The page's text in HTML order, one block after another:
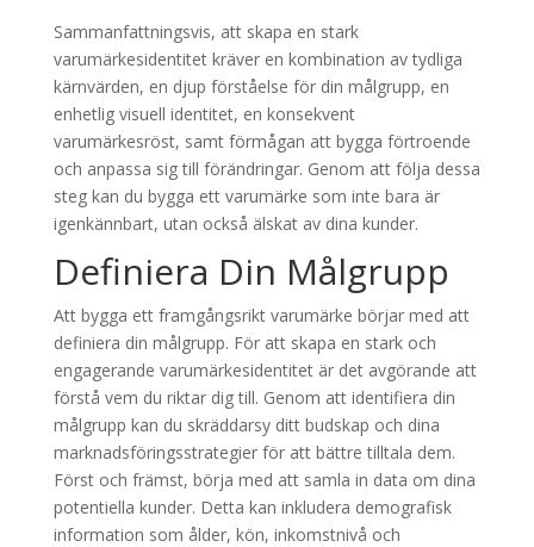
Sammanfattningsvis, att skapa en stark
varumärkesidentitet kräver en kombination av tydliga
kärnvärden, en djup förståelse för din målgrupp, en
enhetlig visuell identitet, en konsekvent
varumärkesröst, samt förmågan att bygga förtroende
och anpassa sig till förändringar. Genom att följa dessa
steg kan du bygga ett varumärke som inte bara är
igenkännbart, utan också älskat av dina kunder.
Definiera Din Målgrupp
Att bygga ett framgångsrikt varumärke börjar med att
definiera din målgrupp. För att skapa en stark och
engagerande varumärkesidentitet är det avgörande att
förstå vem du riktar dig till. Genom att identifiera din
målgrupp kan du skräddarsy ditt budskap och dina
marknadsföringsstrategier för att bättre tilltala dem.
Först och främst, börja med att samla in data om dina
potentiella kunder. Detta kan inkludera demografisk
information som ålder, kön, inkomstnivå och